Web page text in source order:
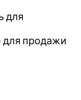
для
для продажи